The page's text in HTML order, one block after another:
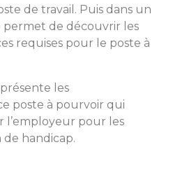
de travail. Puis dans un
permet de découvrir les
requises pour le poste à
les
poste à pourvoir qui
l’employeur pour les
handicap.